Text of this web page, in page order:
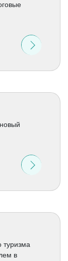
туризма
в